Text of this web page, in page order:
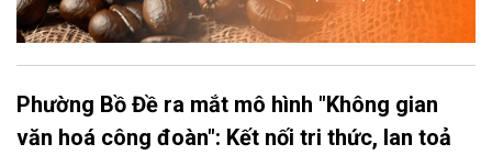
Phường Bồ Đề ra mắt mô hình "Không gian
văn hoá công đoàn": Kết nối tri thức, lan toả